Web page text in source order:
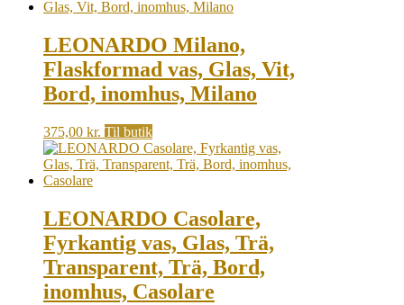
LEONARDO Milano,
Flaskformad vas, Glas, Vit,
Bord, inomhus, Milano
375,00 kr. Til butik
LEONARDO Casolare,
Fyrkantig vas, Glas, Trä,
Transparent, Trä, Bord,
inomhus, Casolare